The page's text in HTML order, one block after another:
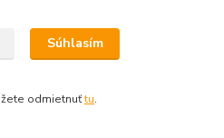
Súhlasím
odmietnuťtu.